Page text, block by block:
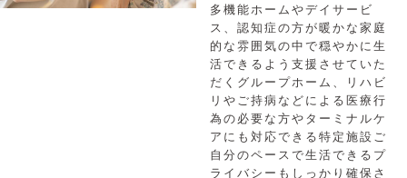
多機能ホームやデイサービ
ス、認知症の方が暖かな家庭
的な雰囲気の中で穏やかに生
活できるよう支援させていた
だくグループホーム、リハビ
リやご持病などによる医療行
為の必要な方やターミナルケ
アにも対応できる特定施設ご
自分のペースで生活できるプ
ライバシーもしっかり確保さ